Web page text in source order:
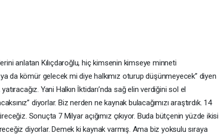
anlatan Kılıçdaroğlu, hiç kimsenin kimseye minneti
da kömür gelecek mi diye halkımız oturup düşünmeyecek” diyen
Yani Halkın İktidarı’nda sağ elin verdiğini sol el
diyorlar. Biz nerden ne kaynak bulacağımızı araştırdık. 14
Sonuçta 7 Milyar açığımız çıkıyor. Buda bütçenin yüzde ikisi
diyorlar. Demek ki kaynak varmış. Ama biz yoksulu sıraya